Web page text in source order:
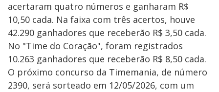
acertaram quatro números e ganharam R$
10,50 cada. Na faixa com três acertos, houve
42.290 ganhadores que receberão R$ 3,50 cada.
No "Time do Coração", foram registrados
10.263 ganhadores que receberão R$ 8,50 cada.
O próximo concurso da Timemania, de número
2390, será sorteado em 12/05/2026, com um